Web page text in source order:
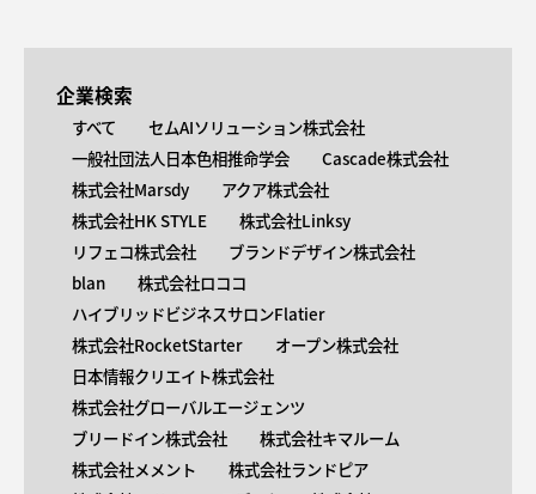
企業検索
すべて
セムAIソリューション株式会社
一般社団法人日本色相推命学会
Cascade株式会社
株式会社Marsdy
アクア株式会社
株式会社HK STYLE
株式会社Linksy
リフェコ株式会社
ブランドデザイン株式会社
blan
株式会社ロココ
ハイブリッドビジネスサロンFlatier
株式会社RocketStarter
オープン株式会社
日本情報クリエイト株式会社
株式会社グローバルエージェンツ
ブリードイン株式会社
株式会社キマルーム
株式会社メメント
株式会社ランドピア